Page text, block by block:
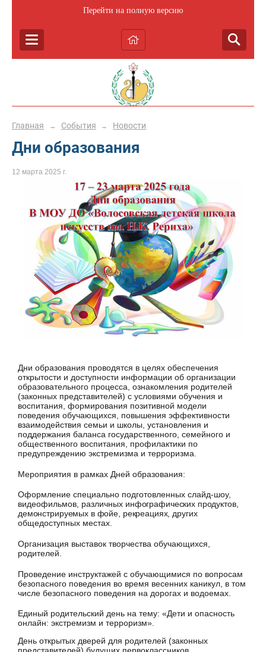
Перейти на полную версию
Главная → События → Новости
Дни образования
12 марта 2025 г.
Дни образования проводятся в целях обеспечения
открытости и доступности информации об организации
образовательного процесса, ознакомления родителей
(законных представителей) с условиями обучения и
воспитания, формирования позитивной модели
поведения обучающихся, повышения эффективности
взаимодействия семьи и школы, установления и
поддержания баланса государственного, семейного и
общественного воспитания, профилактики по
предупреждению экстремизма и терроризма.
Мероприятия в рамках Дней образования:
Оформление специально подготовленных слайд-шоу,
видеофильмов, различных инфографических продуктов,
демонстрируемых в фойе, рекреациях, других
общедоступных местах.
Организация выставок творчества обучающихся,
родителей.
Проведение инструктажей с обучающимися по вопросам
безопасного поведения во время весенних каникул, в том
числе безопасного поведения на дорогах и водоемах.
Единый родительский день на тему: «Дети и опасность
онлайн: экстремизм и терроризм».
День открытых дверей для родителей (законных
представителей) будущих первоклассников.